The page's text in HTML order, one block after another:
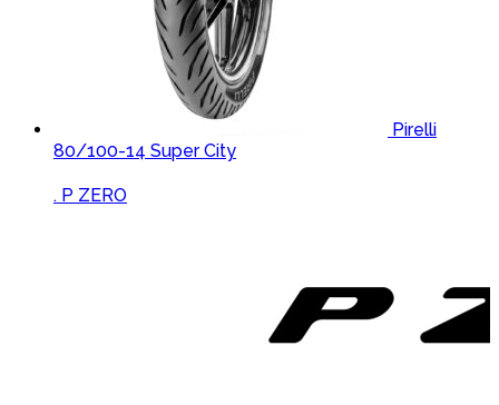
Pirelli
80/100-14 Super City
Brands Carousel
. P ZERO